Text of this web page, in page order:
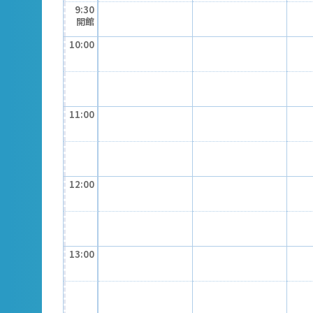
9:30
開館
10:00
11:00
12:00
13:00